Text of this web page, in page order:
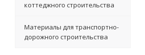
коттеджного строительства
Материалы для транспортно-
дорожного строительства